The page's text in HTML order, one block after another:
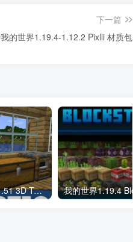
下一篇
我的世界1.19.4-1.12.2 Pixlli 材质包
我的世界基岩版1.21.51 3D Texture Pack 材质包下载